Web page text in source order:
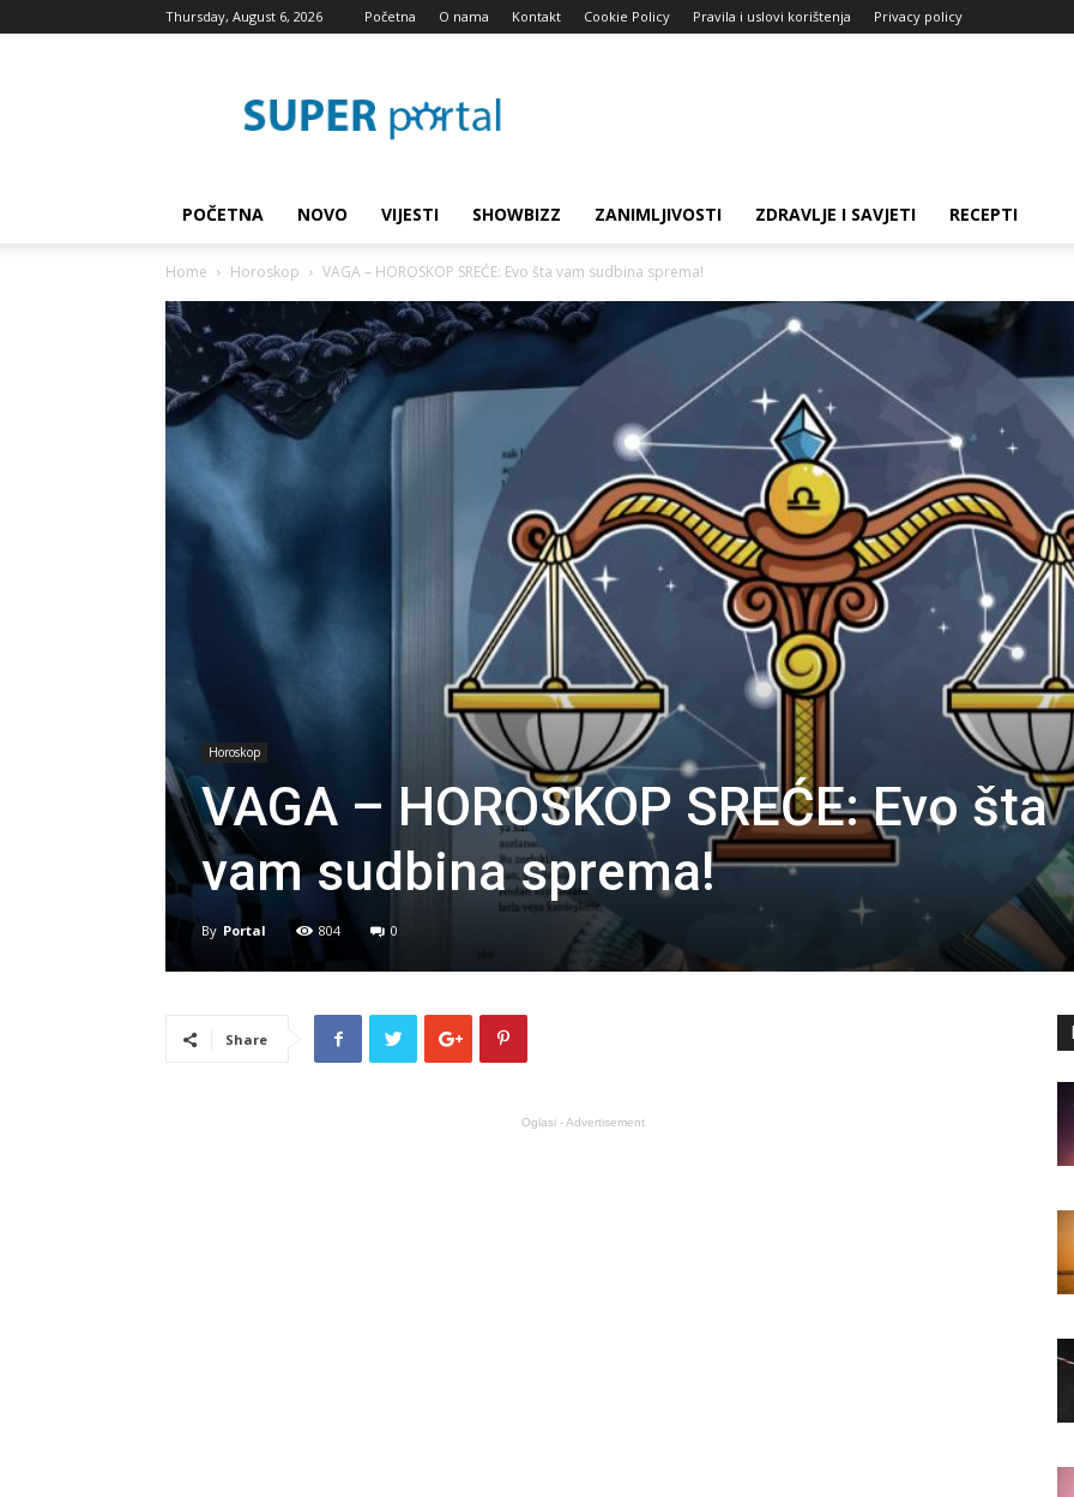
Thursday, August 6, 2026 Početna O nama Kontakt Cookie Policy Pravila i uslovi korištenja Privacy policy
blog
POČETNA NOVO VIJESTI SHOWBIZZ ZANIMLJIVOSTI ZDRAVLJE I SAVJETI RECEPTI
Home Horoskop VAGA – HOROSKOP SREĆE: Evo šta vam sudbina sprema!
Horoskop
VAGA – HOROSKOP SREĆE: Evo šta
vam sudbina sprema!
By Portal 804 0
Share
Oglasi - Advertisement